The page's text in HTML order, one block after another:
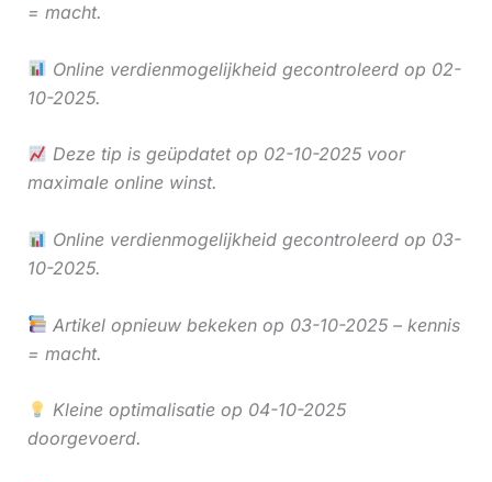
= macht.
Online verdienmogelijkheid gecontroleerd op 02-
10-2025.
Deze tip is geüpdatet op 02-10-2025 voor
maximale online winst.
Online verdienmogelijkheid gecontroleerd op 03-
10-2025.
Artikel opnieuw bekeken op 03-10-2025 – kennis
= macht.
Kleine optimalisatie op 04-10-2025
doorgevoerd.